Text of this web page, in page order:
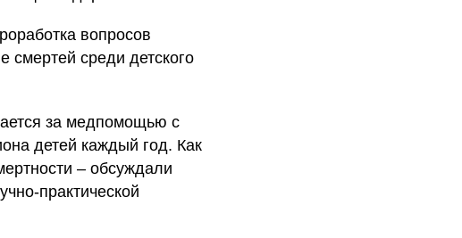
вопросов
смертей среди детского
за медпомощью с
детей каждый год. Как
– обсуждали
практической